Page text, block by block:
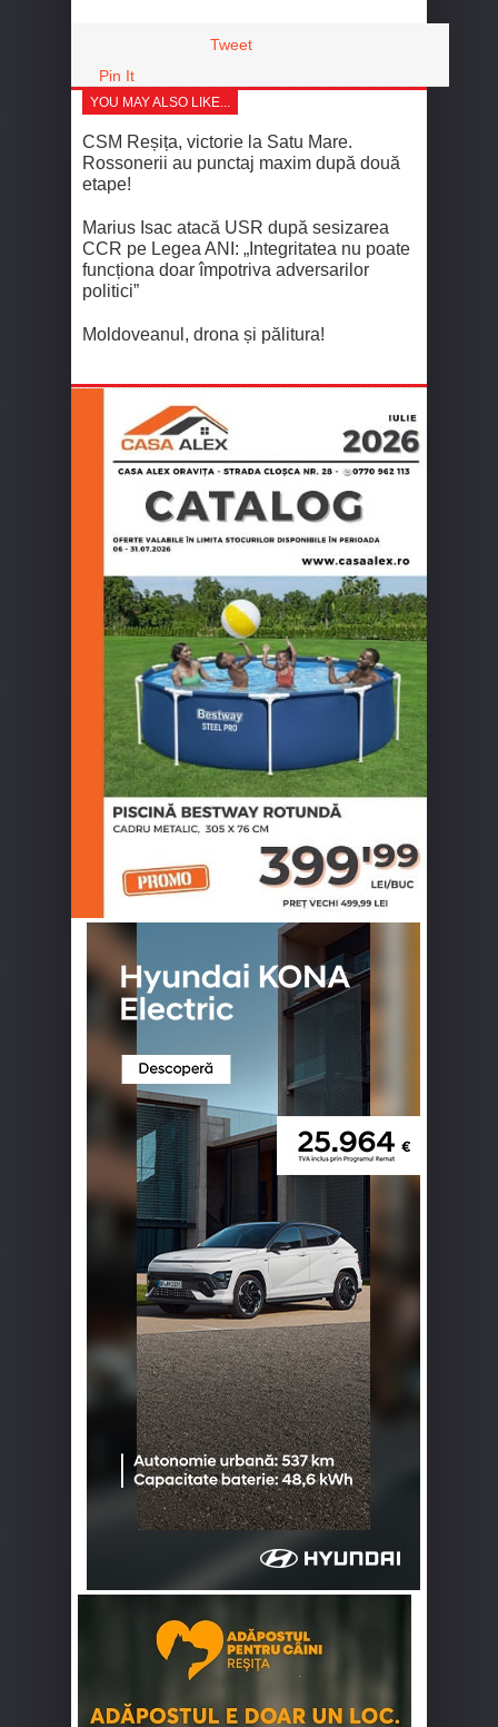
Tweet
Pin It
YOU MAY ALSO LIKE...
CSM Reșița, victorie la Satu Mare.
Rossonerii au punctaj maxim după două
etape!
Marius Isac atacă USR după sesizarea
CCR pe Legea ANI: „Integritatea nu poate
funcționa doar împotriva adversarilor
politici”
Moldoveanul, drona și pălitura!